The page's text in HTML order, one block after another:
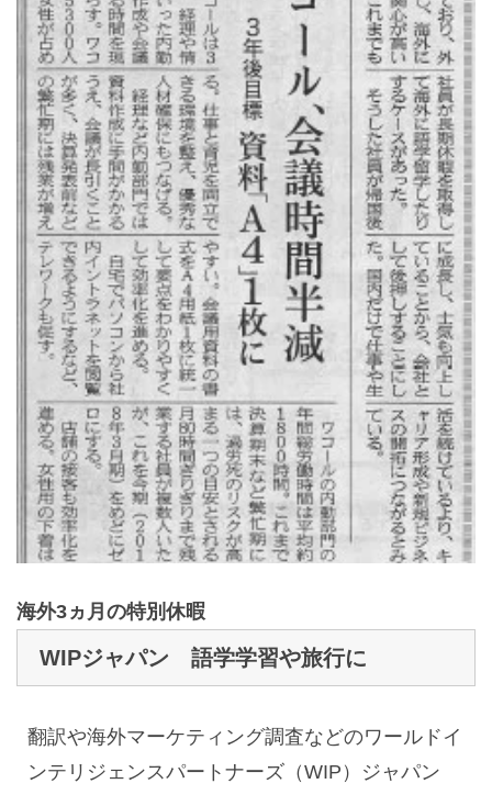
海外3ヵ月の特別休暇
WIPジャパン 語学学習や旅行に
翻訳や海外マーケティング調査などのワールドイ
ンテリジェンスパートナーズ（WIP）ジャパン